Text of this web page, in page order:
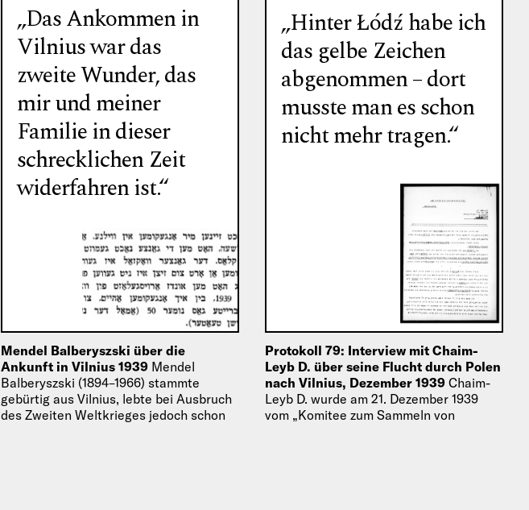
„Das Ankommen in
Vilnius war das
zweite Wunder, das
mir und meiner
Familie in dieser
schrecklichen Zeit
widerfahren ist.“
Mendel Balberyszski über die
Ankunft in Vilnius 1939 Mendel
Balberyszski (1894–1966) stammte
gebürtig aus Vilnius, lebte bei Ausbruch
des Zweiten Weltkrieges jedoch schon
„Hinter Łódź habe ich
das gelbe Zeichen
abgenommen – dort
musste man es schon
nicht mehr tragen.“
Protokoll 79: Interview mit Chaim-
Leyb D. über seine Flucht durch Polen
nach Vilnius, Dezember 1939 Chaim-
Leyb D. wurde am 21. Dezember 1939
vom „Komitee zum Sammeln von